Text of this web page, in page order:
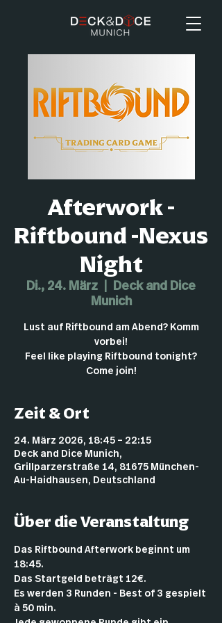
Afterwork -
Riftbound -Nexus
Night
Di., 24. März
Deck and Dice
Munich
Lust auf Riftbound am Abend? Komm
vorbei!
Feel like playing Riftbound tonight?
Come join!
Zeit & Ort
24. März 2026, 18:45 – 22:15
Deck and Dice Munich,
Grillparzerstraße 14, 81675 München-
Au-Haidhausen, Deutschland
Über die Veranstaltung
Das Riftbound Afterwork beginnt um
18:45.
Das Startgeld beträgt 12€.
Es werden 3 Runden - Best of 3 gespielt
à 50 min.